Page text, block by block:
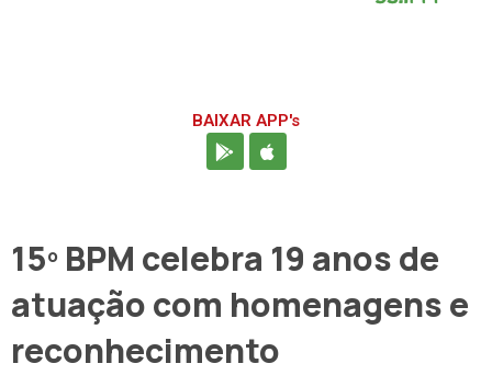
BAIXAR APP's
15º BPM celebra 19 anos de
atuação com homenagens e
reconhecimento